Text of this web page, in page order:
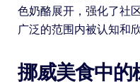
色奶酪展开，强化了社
广泛的范围内被认知和欣
挪威美食中的